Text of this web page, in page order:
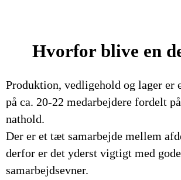
Hvorfor blive en
Produktion, vedligehold og lager er
på ca. 20-22 medarbejdere fordelt
nathold.
Der er et tæt samarbejde mellem
derfor er det yderst vigtigt med gode
samarbejdsevner.